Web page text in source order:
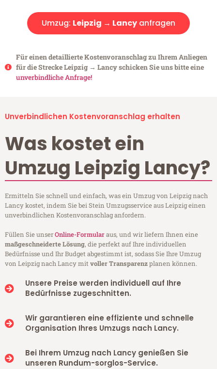
Umzug: Leipzig → Lancy anfragen
Für einen detaillierte Kostenvoranschlag zu Ihrem Anliegen
für die Strecke Leipzig → Lancy schicken Sie uns bitte eine
unverbindliche Anfrage!
Unverbindlichen Kostenvoranschlag erhalten
Was kostet ein
Umzug Leipzig Lancy?
Ermitteln Sie schnell und einfach, was ein Umzug von Leipzig nach
Lancy kostet, indem Sie bei Stein Umzugsservice aus Leipzig einen
unverbindlichen Kostenvoranschlag anfordern.
Füllen Sie unserOnline-Formularaus, und wir liefern Ihnen eine
maßgeschneiderte Lösung, die perfekt auf Ihre individuellen
Bedürfnisse und Ihr Budget abgestimmt ist, sodass Sie Ihre Umzug
von Leipzig nach Lancy mitvoller Transparenzplanen können.
Unsere Preise werden individuell auf Ihre
Bedürfnisse zugeschnitten.
Wir garantieren eine effiziente und schnelle
Organisation Ihres Umzugs nach Lancy.
Bei Ihrem Umzug nach Lancy genießen Sie
unseren Rundum-sorglos-Service.